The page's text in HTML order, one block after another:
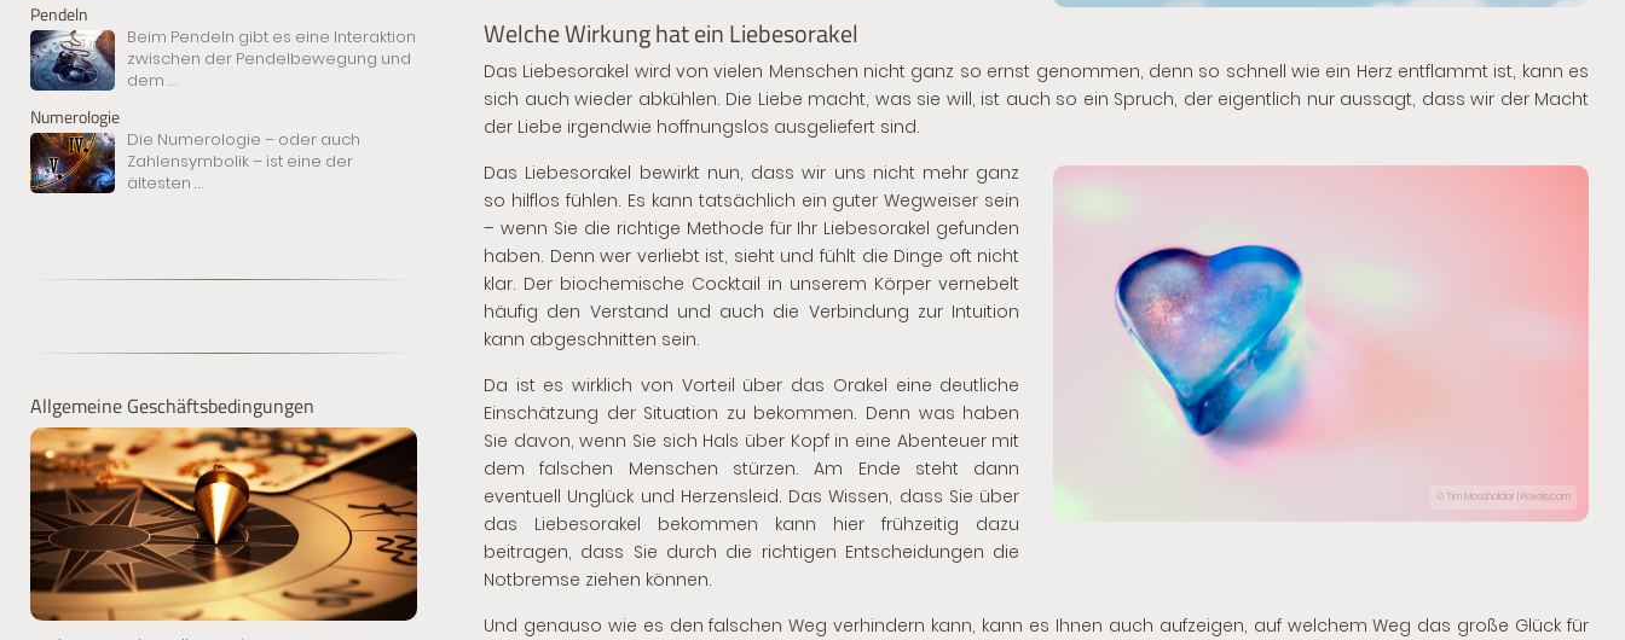
Pendeln
Beim Pendeln gibt es eine Interaktion
zwischen der Pendelbewegung und
dem ...
Numerologie
Die Numerologie – oder auch
Zahlensymbolik – ist eine der
ältesten ...
Allgemeine Geschäftsbedingungen
Welche Wirkung hat ein Liebesorakel
Das Liebesorakel wird von vielen Menschen nicht ganz so ernst genommen, denn so schnell wie ein Herz entflammt ist, kann es
sich auch wieder abkühlen. Die Liebe macht, was sie will, ist auch so ein Spruch, der eigentlich nur aussagt, dass wir der Macht
der Liebe irgendwie hoffnungslos ausgeliefert sind.
© Tim Mossholder | Pexels.com
Das Liebesorakel bewirkt nun, dass wir uns nicht mehr ganz
so hilflos fühlen. Es kann tatsächlich ein guter Wegweiser sein
– wenn Sie die richtige Methode für Ihr Liebesorakel gefunden
haben. Denn wer verliebt ist, sieht und fühlt die Dinge oft nicht
klar. Der biochemische Cocktail in unserem Körper vernebelt
häufig den Verstand und auch die Verbindung zur Intuition
kann abgeschnitten sein.
Da ist es wirklich von Vorteil über das Orakel eine deutliche
Einschätzung der Situation zu bekommen. Denn was haben
Sie davon, wenn Sie sich Hals über Kopf in eine Abenteuer mit
dem falschen Menschen stürzen. Am Ende steht dann
eventuell Unglück und Herzensleid. Das Wissen, dass Sie über
das Liebesorakel bekommen kann hier frühzeitig dazu
beitragen, dass Sie durch die richtigen Entscheidungen die
Notbremse ziehen können.
Und genauso wie es den falschen Weg verhindern kann, kann es Ihnen auch aufzeigen, auf welchem Weg das große Glück für